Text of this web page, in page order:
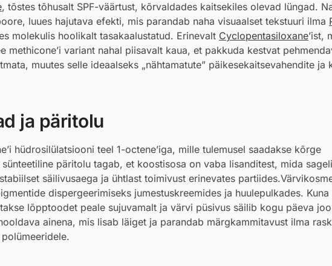
, tõstes tõhusalt SPF-väärtust, kõrvaldades kaitsekiles olevad lüngad.
luues hajutava efekti, mis parandab naha visuaalset tekstuuri ilma
molekulis hoolikalt tasakaalustatud. Erinevalt Cyclopentasiloxane’ist,
methicone’i variant nahal piisavalt kaua, et pakkuda kestvat
muutes selle ideaalseks „nähtamatute” päikesekaitsevahendite ja
ja päritolu
hüdrosilülatsiooni teel 1-octene’iga, mille tulemusel saadakse kõrge
päritolu tagab, et koostisosa on vaba lisanditest, mida
säilivusaega ja ühtlast toimivust erinevates
dispergeerimiseks jumestuskreemides ja huulepulkades. Kuna
lõpptoodet peale sujuvamalt ja värvi püsivus säilib kogu päeva
ainena, mis lisab läiget ja parandab märgkammitavust ilma